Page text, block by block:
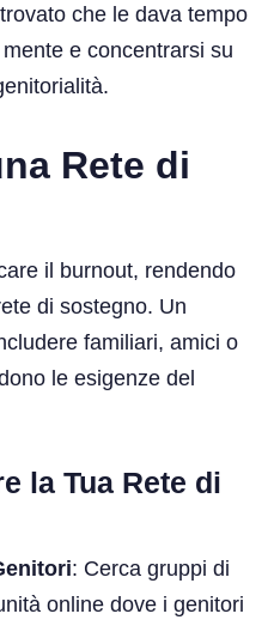
che le dava tempo
e concentrarsi su
Rete di
il burnout, rendendo
di sostegno. Un
familiari, amici o
le esigenze del
la Tua Rete di
: Cerca gruppi di
online dove i genitori